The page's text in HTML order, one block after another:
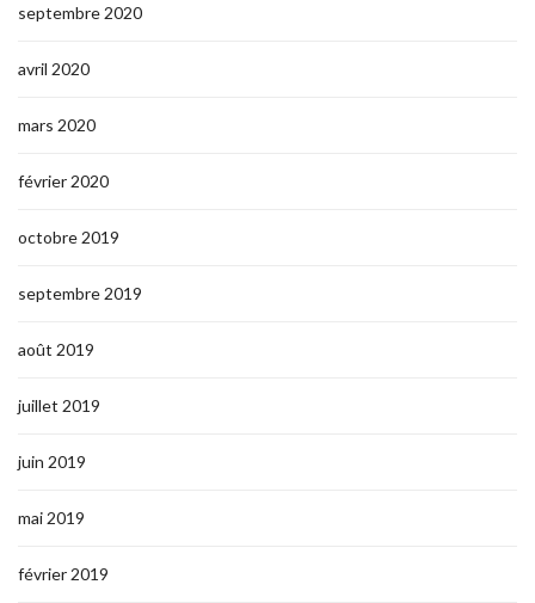
septembre 2020
avril 2020
mars 2020
février 2020
octobre 2019
septembre 2019
août 2019
juillet 2019
juin 2019
mai 2019
février 2019